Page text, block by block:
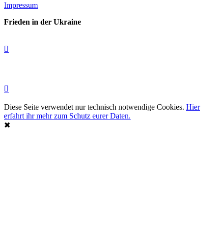
Impressum
Frieden in der Ukraine
Diese Seite verwendet nur technisch notwendige Cookies. Hier
erfahrt ihr mehr zum Schutz eurer Daten.
✖